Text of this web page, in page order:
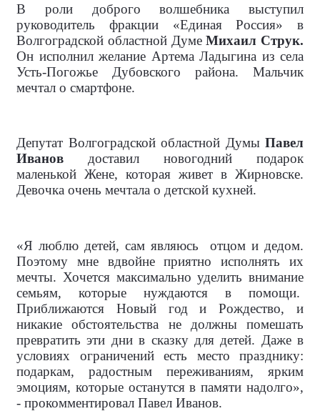
В роли доброго волшебника выступил
руководитель фракции «Единая Россия» в
Волгоградской областной ДумеМихаил Струк.
Он исполнил желание Артема Ладыгина из села
Усть-Погожье Дубовского района. Мальчик
мечтал о смартфоне.
Депутат Волгоградской областной Думы Павел
Иванов доставил новогодний подарок
маленькой Жене, которая живет в Жирновске.
Девочка очень мечтала о детской кухней.
«Я люблю детей, сам являюсь
отцом и дедом.
Поэтому мне вдвойне приятно исполнять их
мечты. Хочется максимально уделить внимание
семьям, которые нуждаются в помощи.
Приближаются Новый год и Рождество, и
никакие обстоятельства не должны помешать
превратить эти дни в сказку для детей. Даже в
условиях ограничений есть место празднику:
подаркам, радостным переживаниям, ярким
эмоциям, которые останутся в памяти надолго»,
- прокомментировал Павел Иванов.